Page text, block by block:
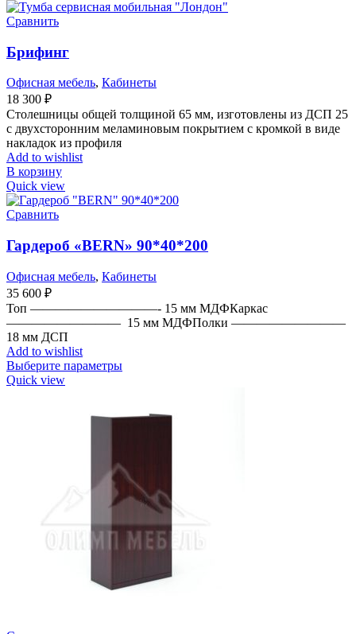
Сравнить
Брифинг
Офисная мебель, Кабинеты
18 300 ₽
Столешницы общей толщиной 65 мм, изготовлены из ДСП 25
с двухсторонним меламиновым покрытием с кромкой в виде
накладок из профиля
Add to wishlist
В корзину
Quick view
Сравнить
Гардероб «BERN» 90*40*200
Офисная мебель, Кабинеты
35 600 ₽
Топ ——————————- 15 мм МДФКаркас
————————— 15 мм МДФПолки —————————
18 мм ДСП
Add to wishlist
Выберите параметры
Quick view